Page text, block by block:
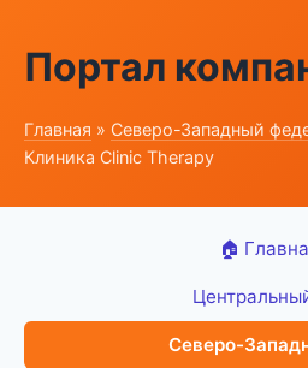
Портал
Главная » Северо-Западный
Клиника Clinic Therapy
🏠
Северо-